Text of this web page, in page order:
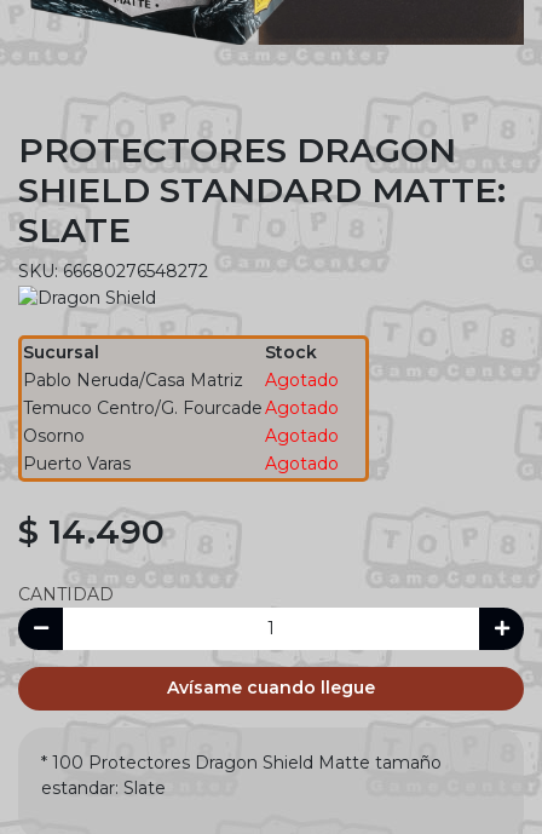
PROTECTORES DRAGON
SHIELD STANDARD MATTE:
SLATE
SKU: 66680276548272
Sucursal
Stock
Pablo Neruda/Casa Matriz
Agotado
Temuco Centro/G. FourcadeAgotado
Osorno
Agotado
Puerto Varas
Agotado
$ 14.490
CANTIDAD
Avísame cuando llegue
* 100 Protectores Dragon Shield Matte tamaño
estandar: Slate